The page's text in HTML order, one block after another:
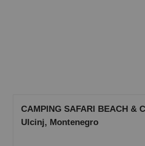
CAMPING SAFARI BEACH &
Ulcinj, Montenegro